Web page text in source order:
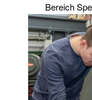
Bereich